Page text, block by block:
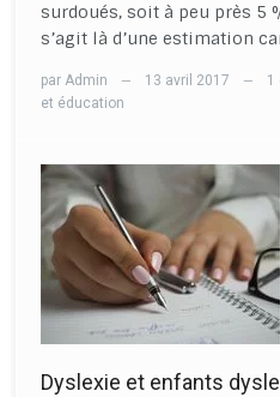
surdoués, soit à peu près 5
s’agit là d’une estimation
par Admin — 13 avril 2017 — 1
et éducation
Dyslexie et enfants